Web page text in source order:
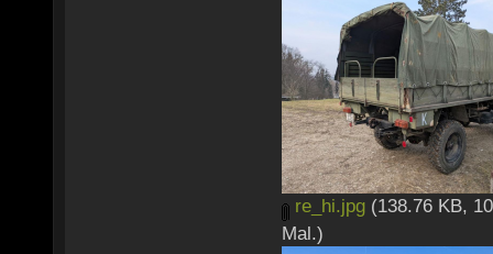
re_hi.jpg (138.76 KB,
Mal.)